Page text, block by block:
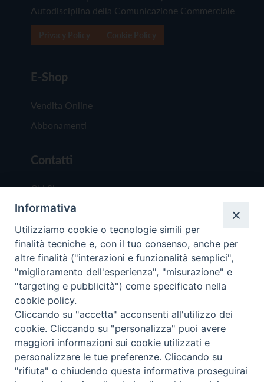
Autodisciplina della Comunicazione Commerciale
E-Shop
Vendita Online
Abbonamenti
Contatti
Chi Siamo
Redazione
Scrivici
Copyright © 2019 - Tutti i diritti riservati - Vita
Trentina Editrice
Privacy Policy
Torna
Informativa
Utilizziamo cookie o tecnologie simili per
finalità tecniche e, con il tuo consenso, anche per
altre finalità ("interazioni e funzionalità semplici",
"miglioramento dell'esperienza", "misurazione" e
"targeting e pubblicità") come specificato nella
cookie policy.
Cliccando su "accetta" acconsenti all'utilizzo dei
cookie. Cliccando su "personalizza" puoi avere
maggiori informazioni sui cookie utilizzati e
personalizzare le tue preferenze. Cliccando su
"rifiuta" o chiudendo questa informativa proseguirai